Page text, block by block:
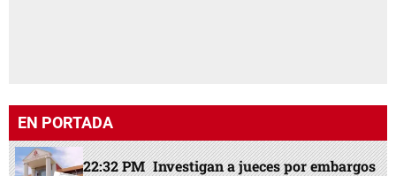
EN PORTADA
22:32 PM Investigan a jueces por embargos